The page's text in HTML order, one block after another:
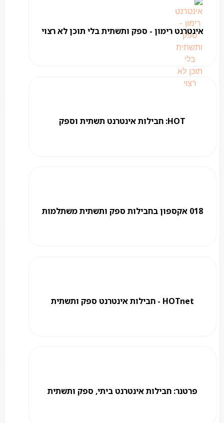
אינטרנט רימון - ספק ותשתית בלי תוכן לא רצוי
HOT: חבילות אינטרנט תשתית וספק
018 אקספון בחבילות ספק ותשתית משתלמות
HOTnet - חבילות אינטרנט ספק ותשתית
פרטנר: חבילות אינטרנט ביתי, ספק ותשתית